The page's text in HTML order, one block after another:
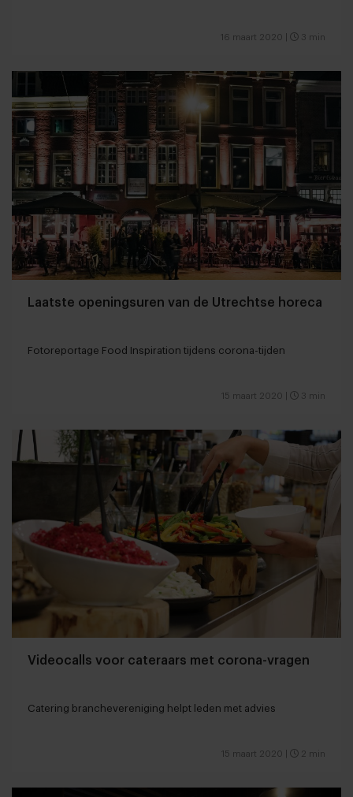
16 maart 2020 3 min
Laatste openingsuren van de Utrechtse horeca
Fotoreportage Food Inspiration tijdens corona-tijden
15 maart 2020 3 min
Videocalls voor cateraars met corona-vragen
Catering branchevereniging helpt leden met advies
15 maart 2020 2 min